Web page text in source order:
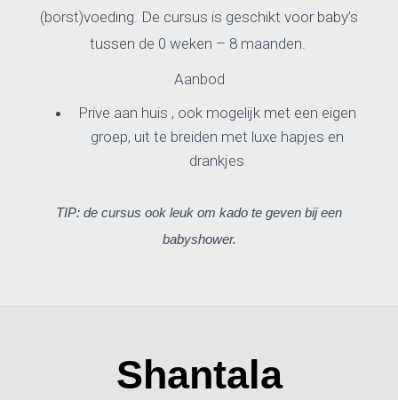
(borst)voeding. De cursus is geschikt voor baby’s
tussen de 0 weken – 8 maanden.
Aanbod
Prive aan huis , ook mogelijk met een eigen
groep, uit te breiden met luxe hapjes en
drankjes
TIP: de cursus ook leuk om kado te geven bij een
babyshower.
Shantala